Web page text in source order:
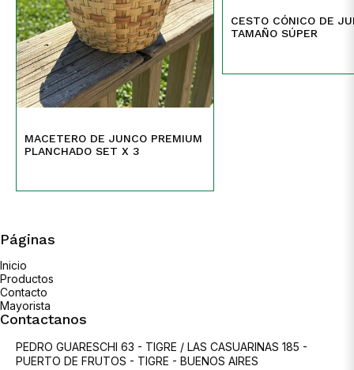
MACETERO DE JUNCO PREMIUM
PLANCHADO SET X 3
CESTO CÓNICO DE
TAMAÑO SÚPER
Páginas
Inicio
Productos
Contacto
Mayorista
Contactanos
PEDRO GUARESCHI 63 - TIGRE / LAS CASUARINAS 185 -
PUERTO DE FRUTOS - TIGRE - BUENOS AIRES